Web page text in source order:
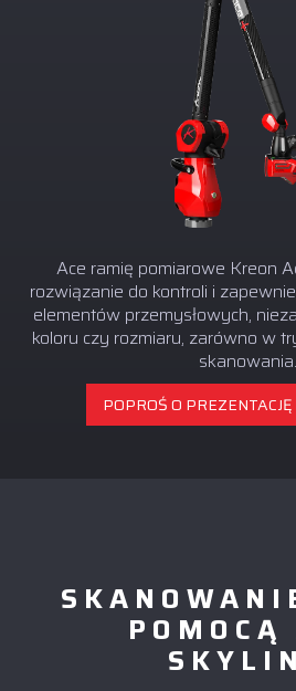
Ace ramię pomiarowe Kreon
rozwiązanie do kontroli i
elementów przemysłowych,
koloru czy rozmiaru, zarówno w
skanowania.
POPROŚ O
POMOCĄ